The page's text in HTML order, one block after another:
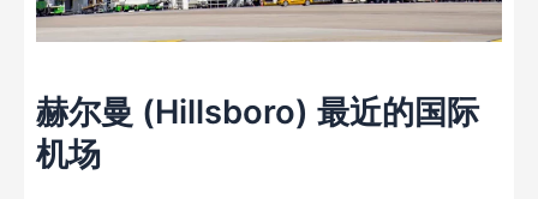
赫尔曼 (Hillsboro) 最近的国际
机场